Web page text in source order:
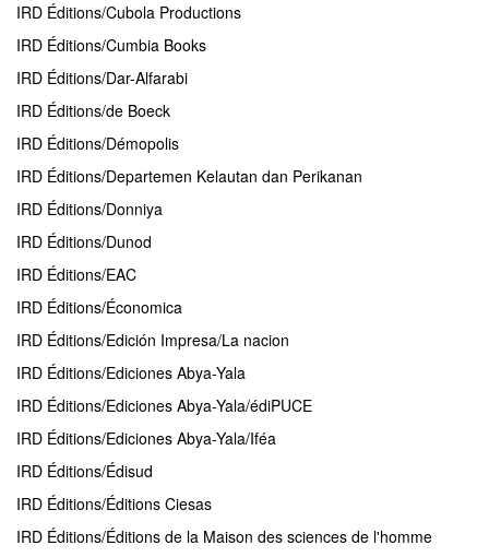
IRD Éditions/Cubola Productions
IRD Éditions/Cumbia Books
IRD Éditions/Dar-Alfarabi
IRD Éditions/de Boeck
IRD Éditions/Démopolis
IRD Éditions/Departemen Kelautan dan Perikanan
IRD Éditions/Donniya
IRD Éditions/Dunod
IRD Éditions/EAC
IRD Éditions/Économica
IRD Éditions/Edición Impresa/La nacion
IRD Éditions/Ediciones Abya-Yala
IRD Éditions/Ediciones Abya-Yala/édiPUCE
IRD Éditions/Ediciones Abya-Yala/Iféa
IRD Éditions/Édisud
IRD Éditions/Éditions Ciesas
IRD Éditions/Éditions de la Maison des sciences de l'homme